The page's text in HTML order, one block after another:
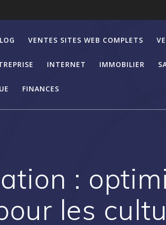
VENTES SITES WEB COMPLETS
INTERNET IMMOBILIER
FINANCES
:
les